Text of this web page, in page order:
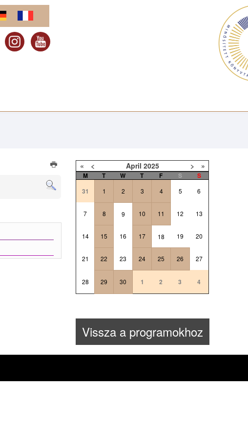
« < April 2025 > »
M T W T F S
S
31
1 2 3 4 5 6
7 8 9 10 11 12 13
14 15 16 17 18 19 20
21 22 23 24 25 26 27
28 29 30 1 2 3 4
Vissza a programokhoz